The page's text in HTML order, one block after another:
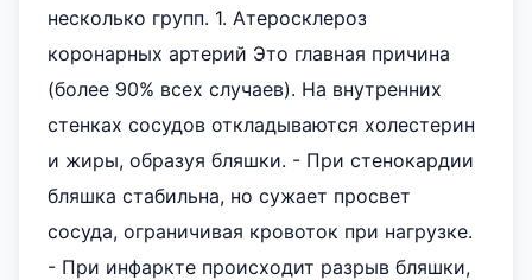
несколько групп. 1. Атеросклероз
коронарных артерий Это главная причина
(более 90% всех случаев). На внутренних
стенках сосудов откладываются холестерин
и жиры, образуя бляшки. - При стенокардии
бляшка стабильна, но сужает просвет
сосуда, ограничивая кровоток при нагрузке.
- При инфаркте происходит разрыв бляшки,